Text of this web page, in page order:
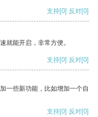
支持[0] 反对[0]
就能开启，非常方便。
支持[0] 反对[0]
一些新功能，比如增加一个自
支持[0] 反对[0]